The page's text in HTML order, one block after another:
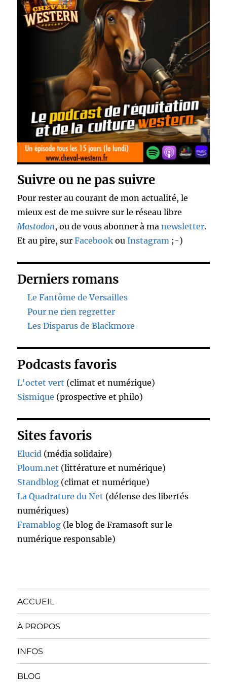
Suivre ou ne pas suivre
Pour rester au courant de mon actualité, le
mieux est de me suivre sur le réseau libre
Mastodon, ou de vous abonner à manewsletter.
Et au pire, surFacebookouInstagram ;-)
Derniers romans
Le Fantôme de Versailles
Pour ne rien regretter
Les Disparus de Blackmore
Podcasts favoris
L'octet vert (climat et numérique)
Sismique (prospective et philo)
Sites favoris
Elucid (média solidaire)
Ploum.net (littérature et numérique)
Standblog (climat et numérique)
La Quadrature du Net (défense des libertés
numériques)
Framablog (le blog de Framasoft sur le
numérique responsable)
ACCUEIL
À PROPOS
INFOS
BLOG